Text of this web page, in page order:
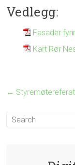
Vedlegg:
Fasader
Kart Rør
← Styremøtereferat